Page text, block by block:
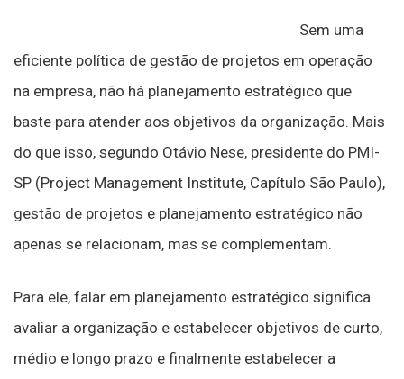
Sem uma
eficiente política de gestão de projetos em operação
na empresa, não há planejamento estratégico que
baste para atender aos objetivos da organização. Mais
do que isso, segundo Otávio Nese, presidente do PMI-
SP (Project Management Institute, Capítulo São Paulo),
gestão de projetos e planejamento estratégico não
apenas se relacionam, mas se complementam.
Para ele, falar em planejamento estratégico significa
avaliar a organização e estabelecer objetivos de curto,
médio e longo prazo e finalmente estabelecer a